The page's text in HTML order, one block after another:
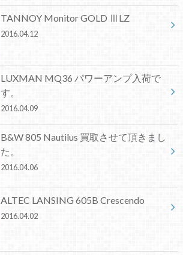
TANNOY Monitor GOLD ⅢLZ
2016.04.12
LUXMAN MQ36 パワーアンプ入荷で
す。
2016.04.09
B&W 805 Nautilus 買取させて頂きまし
た。
2016.04.06
ALTEC LANSING 605B Crescendo
2016.04.02